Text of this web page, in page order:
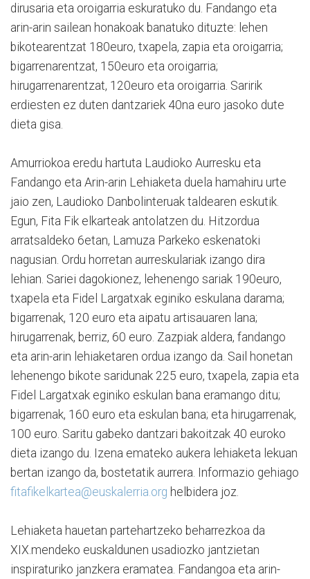
dirusaria eta oroigarria eskuratuko du. Fandango eta
arin-arin sailean honakoak banatuko dituzte: lehen
bikotearentzat 180euro, txapela, zapia eta oroigarria;
bigarrenarentzat, 150euro eta oroigarria;
hirugarrenarentzat, 120euro eta oroigarria. Saririk
erdiesten ez duten dantzariek 40na euro jasoko dute
dieta gisa.
Amurriokoa eredu hartuta Laudioko Aurresku eta
Fandango eta Arin-arin Lehiaketa duela hamahiru urte
jaio zen, Laudioko Danbolinteruak taldearen eskutik.
Egun, Fita Fik elkarteak antolatzen du. Hitzordua
arratsaldeko 6etan, Lamuza Parkeko eskenatoki
nagusian. Ordu horretan aurreskulariak izango dira
lehian. Sariei dagokionez, lehenengo sariak 190euro,
txapela eta Fidel Largatxak eginiko eskulana darama;
bigarrenak, 120 euro eta aipatu artisauaren lana;
hirugarrenak, berriz, 60 euro. Zazpiak aldera, fandango
eta arin-arin lehiaketaren ordua izango da. Sail honetan
lehenengo bikote saridunak 225 euro, txapela, zapia eta
Fidel Largatxak eginiko eskulan bana eramango ditu;
bigarrenak, 160 euro eta eskulan bana; eta hirugarrenak,
100 euro. Saritu gabeko dantzari bakoitzak 40 euroko
dieta izango du. Izena emateko aukera lehiaketa lekuan
bertan izango da, bostetatik aurrera. Informazio gehiago
fitafikelkartea@euskalerria.org helbidera joz.
Lehiaketa hauetan partehartzeko beharrezkoa da
XIX.mendeko euskaldunen usadiozko jantzietan
inspiraturiko janzkera eramatea. Fandangoa eta arin-